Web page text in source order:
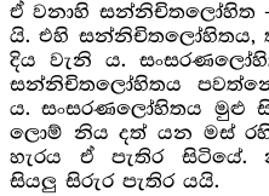
ඒ වනාහි සන්නිචිතලෝහිත
යි. එහි සන්නිචිතලෝහිතය,
දිය වැනි ය.
සන්නිචිතලෝහිතය
ය. සංසරණලෝහිතය මුළු
ලොම් නිය දත් යන මස්
හැරය ඒ පැතිර සිටියේ.
සියලු සිරුර පැතිර යයි.